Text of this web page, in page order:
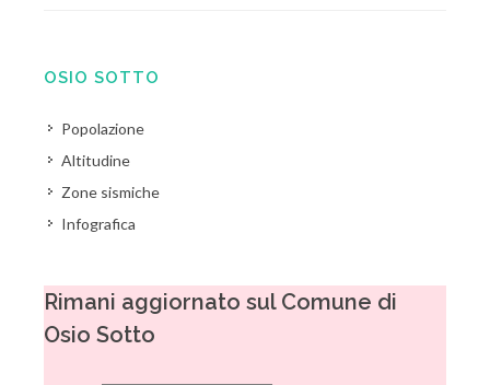
OSIO SOTTO
Popolazione
Altitudine
Zone sismiche
Infografica
Rimani aggiornato sul Comune di
Osio Sotto